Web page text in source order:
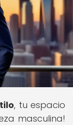
, tu espacio
masculina!